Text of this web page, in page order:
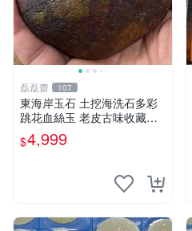
磊磊齋 107
東海岸玉石 土挖海洗石多彩
跳花血絲玉 老皮古味收藏品
重量：4 0 5公克
$4,999